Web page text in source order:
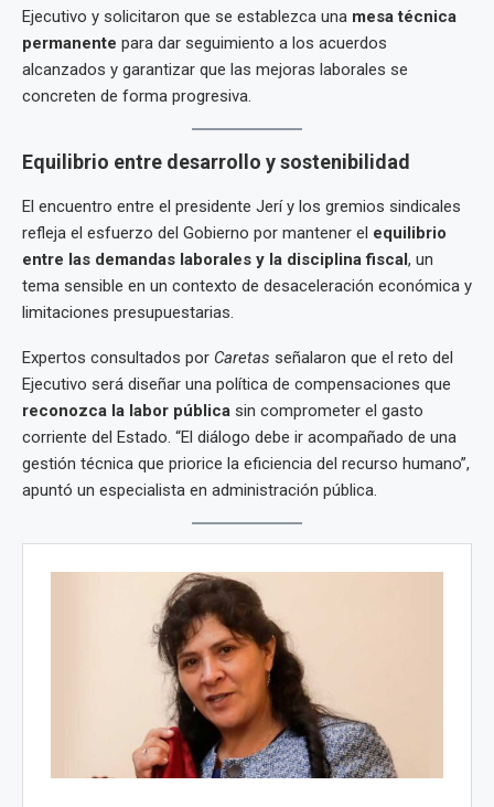
Ejecutivo y solicitaron que se establezca una mesa técnica
permanente para dar seguimiento a los acuerdos
alcanzados y garantizar que las mejoras laborales se
concreten de forma progresiva.
Equilibrio entre desarrollo y sostenibilidad
El encuentro entre el presidente Jerí y los gremios sindicales
refleja el esfuerzo del Gobierno por mantener el equilibrio
entre las demandas laborales y la disciplina fiscal, un
tema sensible en un contexto de desaceleración económica y
limitaciones presupuestarias.
Expertos consultados por Caretas señalaron que el reto del
Ejecutivo será diseñar una política de compensaciones que
reconozca la labor pública sin comprometer el gasto
corriente del Estado. “El diálogo debe ir acompañado de una
gestión técnica que priorice la eficiencia del recurso humano”,
apuntó un especialista en administración pública.